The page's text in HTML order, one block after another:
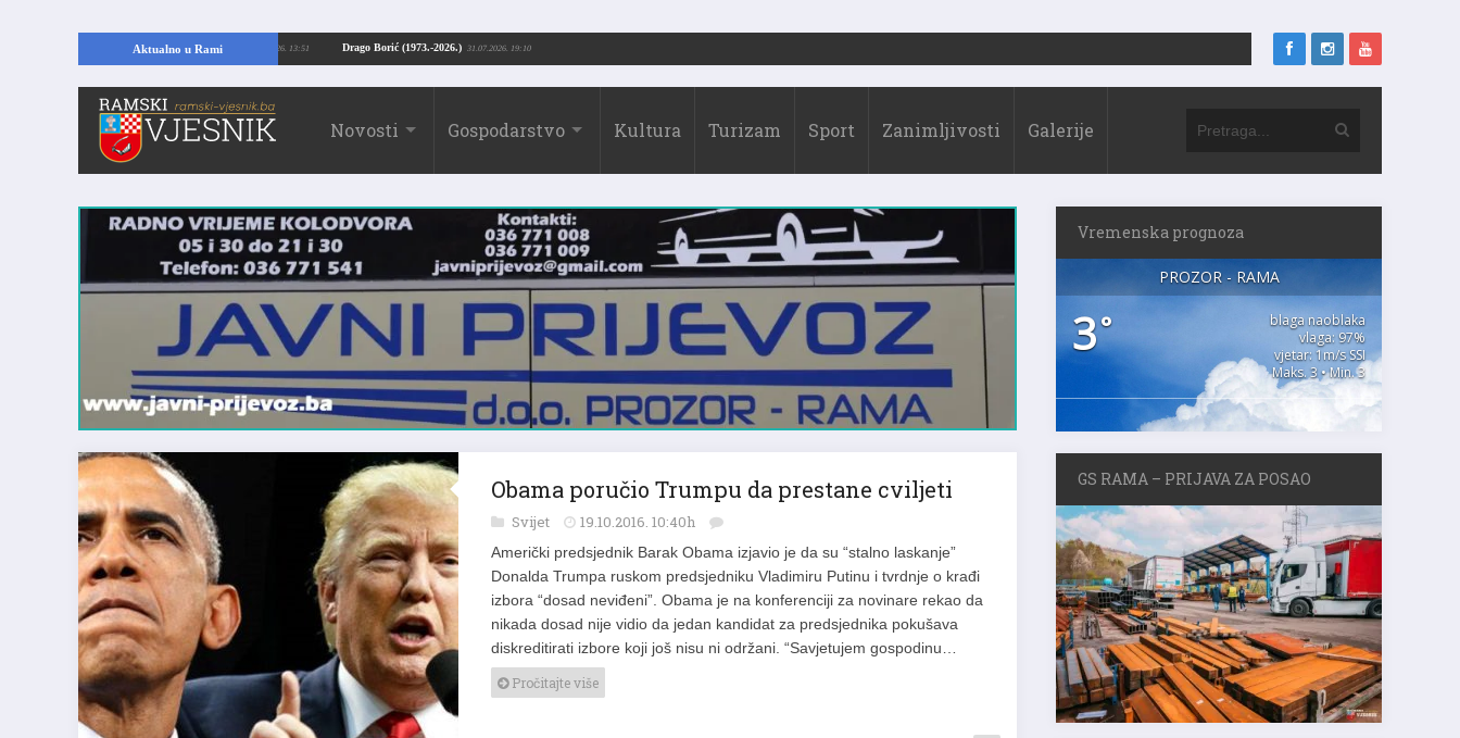
Aktualno u Rami Drago Borić (1973.-2026.) 31.07.2026. 19:10
Kopajući temelje kuće, pronašao vrijedne arheološke ostatke 24.07.2026. 13:51
Novosti Gospodarstvo Kultura Turizam Sport Zanimljivosti Galerije
Obama poručio Trumpu da prestane cviljeti
Donalda Trumpa ruskom predsjedniku Vladimiru Putinu i tvrdnje o krađi
izbora “dosad neviđeni”. Obama je na konferenciji za novinare rekao da
nikada dosad nije vidio da jedan kandidat za predsjednika pokušava
diskreditirati izbore koji još nisu ni održani. “Savjetujem gospodinu…
Pročitajte više
Vremenska prognoza
PROZOR - RAMA
3°
blaga naoblaka
vlaga: 97%
vjetar: 1m/s SSI
Maks. 3 • Min. 3
GS RAMA – PRIJAVA ZA POSAO